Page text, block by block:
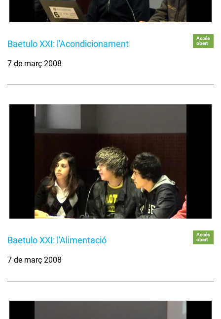
Baetulo XXI: l'Acondicionament
Accés
obert
7 de març 2008
Baetulo XXI: l'Alimentació
Accés
obert
7 de març 2008